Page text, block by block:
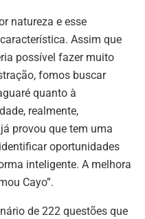
natureza e esse
Assim que
possível fazer muito
fomos buscar
quanto à
realmente,
provou que tem uma
oportunidades
inteligente. A melhora
Cayo”.
de 222 questões que